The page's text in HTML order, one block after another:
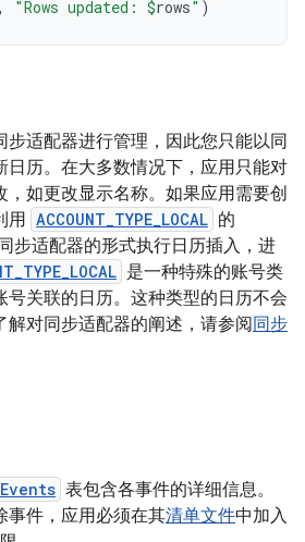
, "Rows updated: $rows" )
步适配器进行管理，因此您只能以同
日历。在大多数情况下，应用只能对
，如更改显示名称。如果应用需要创
用 ACCOUNT_TYPE_LOCAL 的
步适配器的形式执行日历插入，进
是一种特殊的账号类
号关联的日历。这种类型的日历不会
解对同步适配器的阐述，请参阅 同步
表包含各事件的详细信息。
事件，应用必须在其清单文件中加入